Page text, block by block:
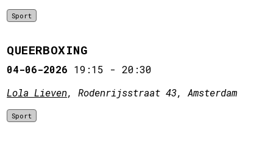
Sport
QUEERBOXING
04-06-2026 19:15 -20:30
Lola Lieven, Rodenrijsstraat 43, Amsterdam
Sport